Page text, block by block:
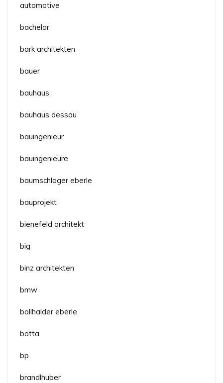
automotive
bachelor
bark architekten
bauer
bauhaus
bauhaus dessau
bauingenieur
bauingenieure
baumschlager eberle
bauprojekt
bienefeld architekt
big
binz architekten
bmw
bollhalder eberle
botta
bp
brandlhuber